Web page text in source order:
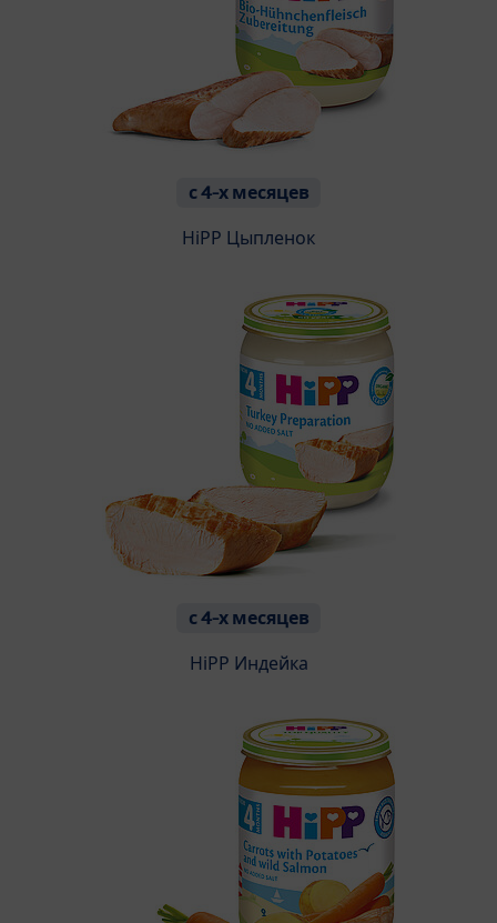
с 4-х месяцев
HiPP Цыпленок
с 4-х месяцев
HiPP Индейка